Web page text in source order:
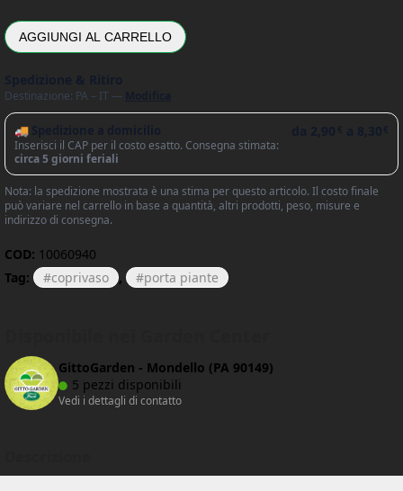
AGGIUNGI AL CARRELLO
Destinazione: PA – IT —
🚚 Spedizione a domicilio
Inserisci il CAP per il costo esatto. Consegna stimata:
circa 5 giorni feriali
Nota: la spedizione mostrata è una stima per questo articolo. Il costo finale
può variare nel carrello in base a quantità, altri prodotti, peso, misure e
indirizzo di consegna.
COD: 10060940
Tag:
coprivaso , porta piante
GittoGarden - Mondello (PA 90149)
5 pezzi disponibili
Vedi i dettagli di contatto